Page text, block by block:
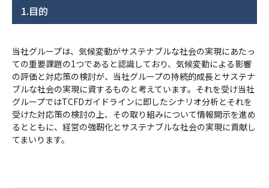
1.目的
当社グループは、気候変動がサステナブルな社会の実現にあたっ
ての重要課題の1つであると認識しており、気候変動による影響
の評価と対応策の検討が、当社グループの持続的成長とサステナ
ブルな社会の実現に資するものと考えています。それを受け当社
グループではTCFDガイドラインに即したシナリオ分析とそれを
受けた対応策の検討の上、その取り組みについて情報開示を進め
るとともに、経営の強靭化とサステナブルな社会の実現に貢献し
てまいります。